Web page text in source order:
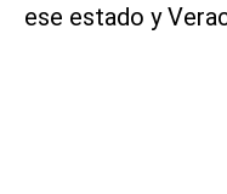
ese estado y